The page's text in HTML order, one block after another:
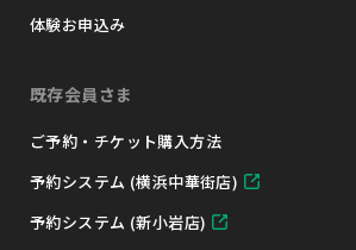
体験お申込み
既存会員さま
ご予約・チケット購入方法
予約システム (横浜中華街店)
予約システム (新小岩店)